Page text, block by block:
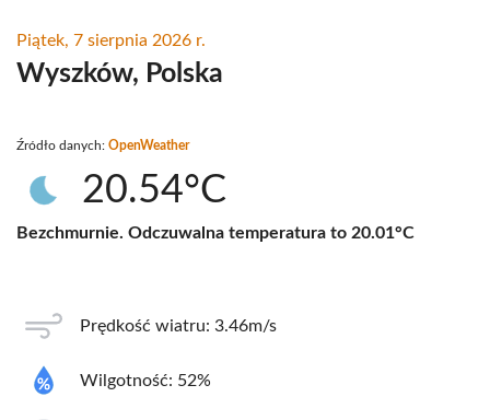
Piątek, 7 sierpnia 2026 r.
Wyszków, Polska
Źródło danych: OpenWeather
20.54°C
Bezchmurnie. Odczuwalna temperatura to 20.01°C
Prędkość wiatru: 3.46m/s
Wilgotność: 52%